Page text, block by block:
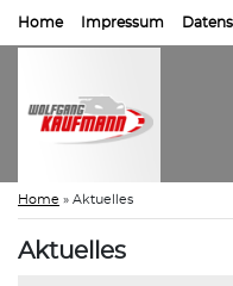
Home Impressum
Home » Aktuelles
Aktuelles